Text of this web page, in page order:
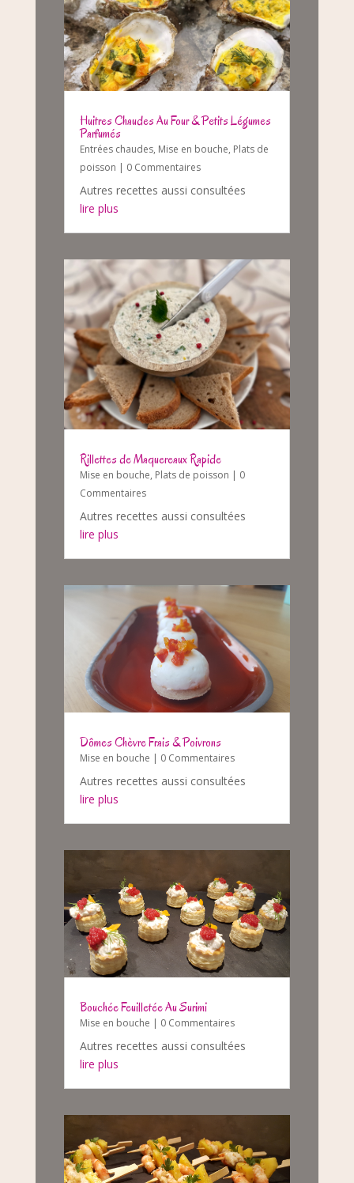
Huitres Chaudes Au Four & Petits Légumes
Parfumés
Entrées chaudes, Mise en bouche, Plats de
poisson | 0 Commentaires
Autres recettes aussi consultées
lire plus
Rillettes de Maquereaux Rapide
Mise en bouche, Plats de poisson | 0
Commentaires
Autres recettes aussi consultées
lire plus
Dômes Chèvre Frais & Poivrons
Mise en bouche | 0 Commentaires
Autres recettes aussi consultées
lire plus
Bouchée Feuilletée Au Surimi
Mise en bouche | 0 Commentaires
Autres recettes aussi consultées
lire plus